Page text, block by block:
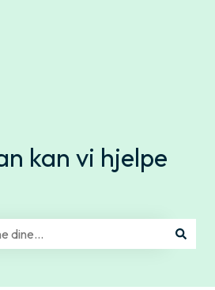
for oversettelser
kan vi hjelpe